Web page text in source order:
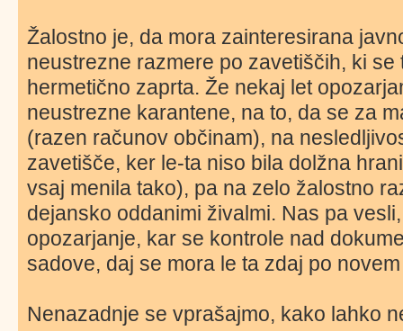
Žalostno je, da mora zainteresirana
neustrezne razmere po zavetiščih, ki se
hermetično zaprta. Že nekaj let
neustrezne karantene, na to, da se za
(razen računov občinam), na
zavetišče, ker le-ta niso bila dolžna
vsaj menila tako), pa na zelo žalostno
dejansko oddanimi živalmi. Nas pa
opozarjanje, kar se kontrole nad
sadove, daj se mora le ta zdaj po
Nenazadnje se vprašajmo, kako lahko